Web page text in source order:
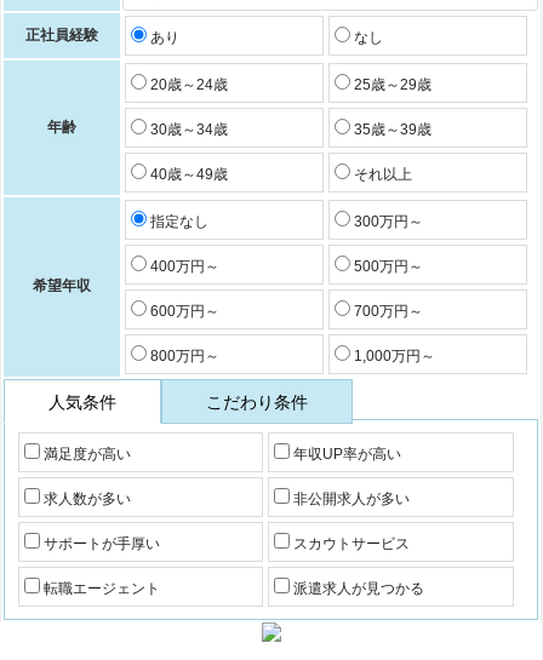
正社員経験 あり なし
年齢
20歳～24歳 25歳～29歳
30歳～34歳 35歳～39歳
40歳～49歳 それ以上
希望年収
指定なし 300万円～
400万円～ 500万円～
600万円～ 700万円～
800万円～ 1,000万円～
人気条件 こだわり条件
満足度が高い 年収UP率が高い
求人数が多い 非公開求人が多い
サポートが手厚い スカウトサービス
転職エージェント 派遣求人が見つかる